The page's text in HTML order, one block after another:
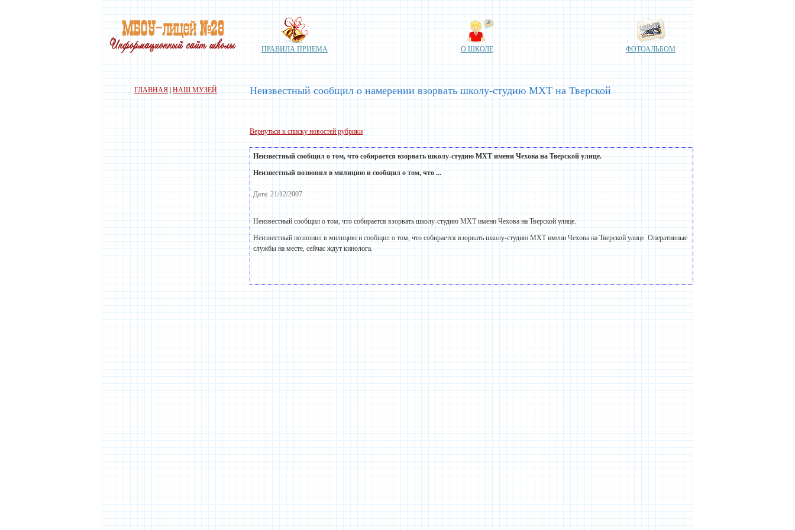
ПРАВИЛА ПРИЕМА О ШКОЛЕ ФОТОАЛЬБОМ
ГЛАВНАЯ НАШ МУЗЕЙ Неизвестный сообщил о намерении взорвать школу-студию МХТ на Тверской
Вернуться к списку новостей рубрики
Неизвестный сообщил о том, что собирается взорвать школу-студию МХТ имени Чехова на Тверской улице.
Неизвестный позвонил в милицию и сообщил о том, что ...
Дата: 21/12/2007
Неизвестный сообщил о том, что собирается взорвать школу-студию МХТ имени Чехова на Тверской улице.
Неизвестный позвонил в милицию и сообщил о том, что собирается взорвать школу-студию МХТ имени Чехова на Тверской улице. Оперативные
службы на месте, сейчас ждут кинолога.